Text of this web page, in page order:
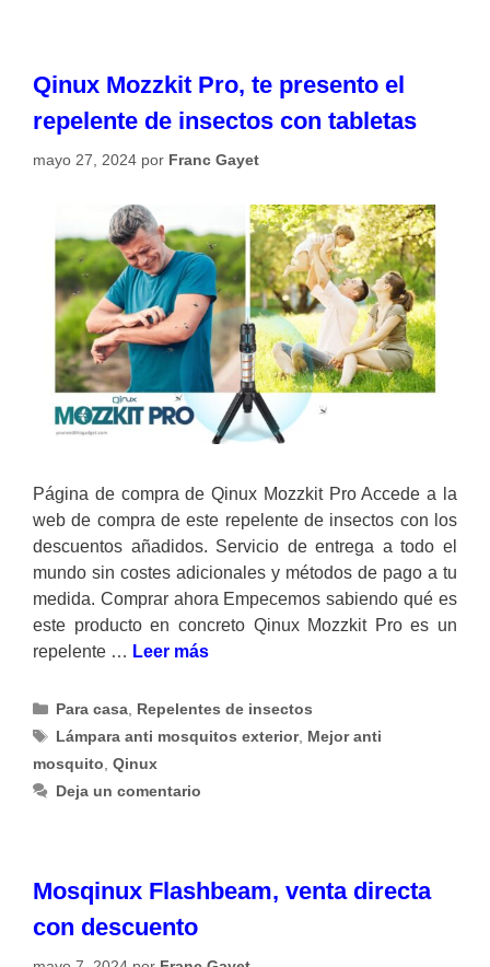
Qinux Mozzkit Pro, te presento el
repelente de insectos con tabletas
mayo 27, 2024 por Franc Gayet
Página de compra de Qinux Mozzkit Pro Accede a la
web de compra de este repelente de insectos con los
descuentos añadidos. Servicio de entrega a todo el
mundo sin costes adicionales y métodos de pago a tu
medida. Comprar ahora Empecemos sabiendo qué es
este producto en concreto Qinux Mozzkit Pro es un
repelente … Leer más
Categorías
Para casa Repelentes de insectos
Etiquetas
Lámpara anti mosquitos exterior, Mejor anti
mosquito Qinux
Deja un comentario
Mosqinux Flashbeam, venta directa
con descuento